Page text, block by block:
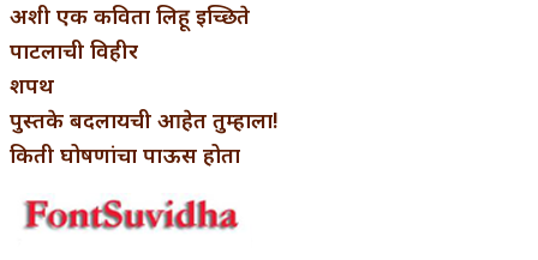
अशी एक कविता लिहू इच्छिते
पाटलाची विहीर
शपथ
पुस्तके बदलायची आहेत तुम्हाला!
किती घोषणांचा पाऊस होता